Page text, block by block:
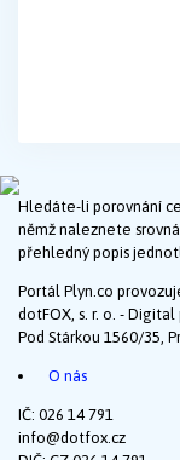
Hledáte-li porovnání
němž naleznete
přehledný popis
Portál Plyn.co
dotFOX, s. r. o. -
Pod Stárkou 1560/35,
O nás
IČ: 026 14 791
info@dotfox.cz